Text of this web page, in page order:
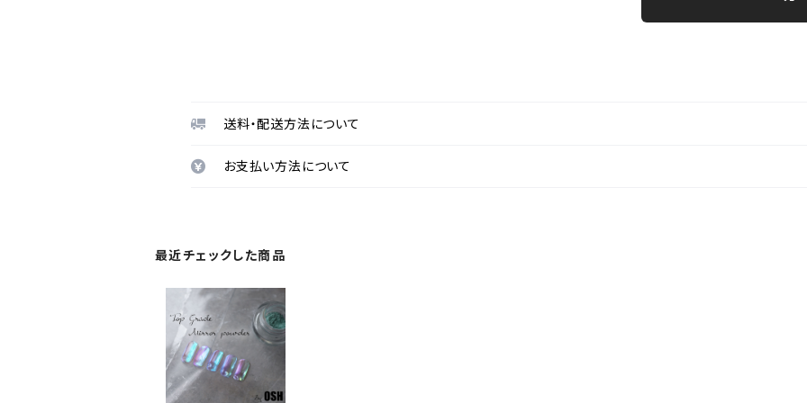
送料・配送方法について
お支払い方法について
最近チェックした商品